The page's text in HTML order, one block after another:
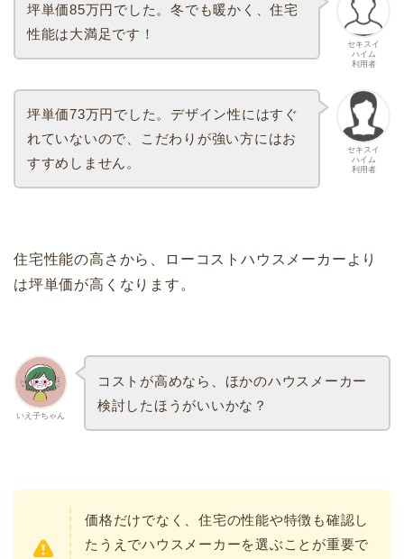
セキスイ
ハイム
利用者
坪単価85万円でした。冬でも暖かく、住宅
性能は大満足です！
セキスイ
ハイム
利用者
坪単価73万円でした。デザイン性にはすぐ
れていないので、こだわりが強い方にはお
すすめしません。
住宅性能の高さから、ローコストハウスメーカーより
は坪単価が高くなります。
いえ子ちゃん
コストが高めなら、ほかのハウスメーカー
検討したほうがいいかな？
価格だけでなく、住宅の性能や特徴も確認し
たうえでハウスメーカーを選ぶことが重要で